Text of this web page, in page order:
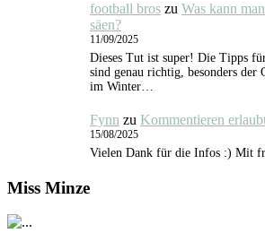
football bros zu Was kann
säen?
11/09/2025
Dieses Tut ist super! Die Tipps
sind genau richtig, besonders der
im Winter…
Fynn zu Kommentieren
15/08/2025
Vielen Dank für die Infos :) Mit
Miss Minze